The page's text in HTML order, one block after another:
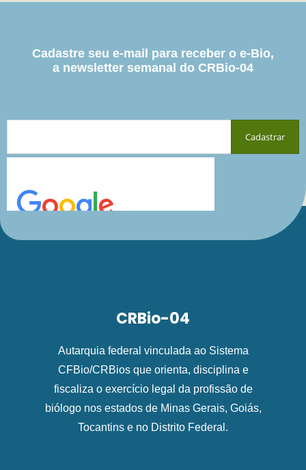
Cadastre seu e-mail para receber o e-Bio,
a newsletter semanal do CRBio-04
CRBio-04
Autarquia federal vinculada ao Sistema
CFBio/CRBios que orienta, disciplina e
fiscaliza o exercício legal da profissão de
biólogo nos estados de Minas Gerais, Goiás,
Tocantins e no Distrito Federal.